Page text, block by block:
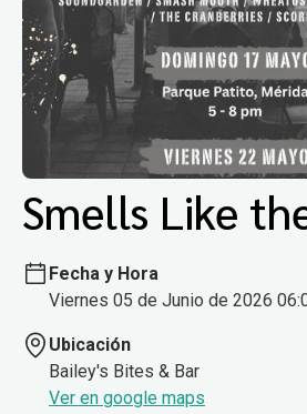
Smells Like
Fecha y Hora
Viernes 05 de Junio de 2026
Ubicación
Bailey's Bites & Bar
Ver en google maps